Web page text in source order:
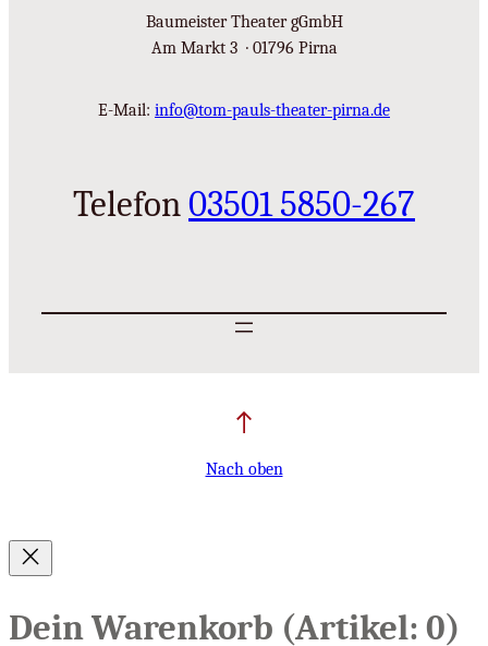
Baumeister Theater gGmbH
Am Markt 3 · 01796 Pirna
E-Mail: info@tom-pauls-theater-pirna.de
Telefon03501 5850-267
Nach oben
Dein Warenkorb (Artikel: 0)